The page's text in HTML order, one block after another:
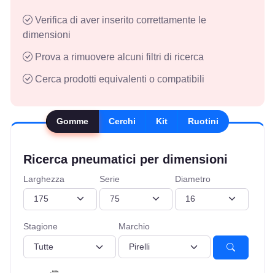
Verifica di aver inserito correttamente le
dimensioni
Prova a rimuovere alcuni filtri di ricerca
Cerca prodotti equivalenti o compatibili
Gomme Cerchi Kit Ruotini
Ricerca pneumatici per dimensioni
Larghezza Serie Diametro
Stagione Marchio